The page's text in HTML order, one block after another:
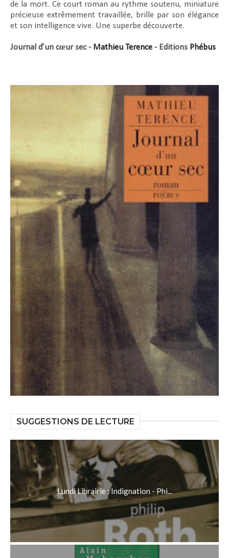
de la mort. Ce court roman au rythme soutenu, miniature
précieuse extrêmement travaillée, brille par son élégance
et son intelligence vive. Une superbe découverte.
Journal d’un cœur sec - Mathieu Terence - Editions Phébus
SUGGESTIONS DE LECTURE
Lundi Librairie : Indignation - Phi...